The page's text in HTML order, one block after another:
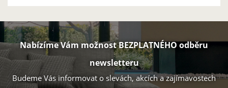
Nabízíme Vám možnost BEZPLATNÉHO odběru
newsletteru
Budeme Vás informovat o slevách, akcích a zajímavostech